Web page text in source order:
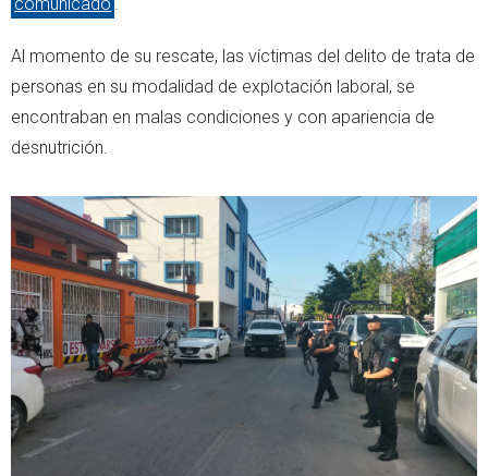
comunicado .
Al momento de su rescate, las víctimas del delito de trata de
personas en su modalidad de explotación laboral, se
encontraban en malas condiciones y con apariencia de
desnutrición.